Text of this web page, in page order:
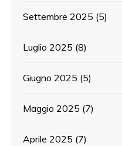
Settembre 2025 (5)
Luglio 2025 (8)
Giugno 2025 (5)
Maggio 2025 (7)
Aprile 2025 (7)